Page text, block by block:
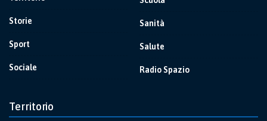
Storie
Sport
Sociale
Sanità
Salute
Radio Spazio
Territorio